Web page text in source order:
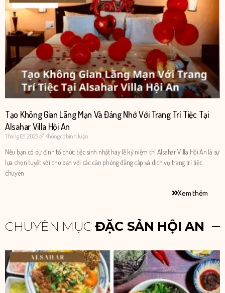
Tạo Không Gian Lãng Mạn Và Đáng Nhớ Với Trang Trí Tiệc Tại
Alsahar Villa Hội An
Tháng 12 1, 2023 Không có bình luận
Nếu bạn có dự định tổ chức tiệc sinh nhật hay lễ kỷ niệm thì Alsahar Villa Hội An là sự
lựa chọn tuyệt vời cho bạn với các căn phòng đẳng cấp và dịch vụ trang trí tiệc
chuyên
Xem thêm
CHUYÊN MỤC ĐẶC SẢN HỘI AN